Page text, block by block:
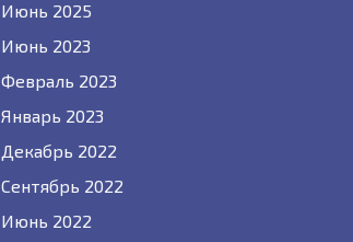
Июнь 2025
Июнь 2023
Февраль 2023
Январь 2023
Декабрь 2022
Сентябрь 2022
Июнь 2022